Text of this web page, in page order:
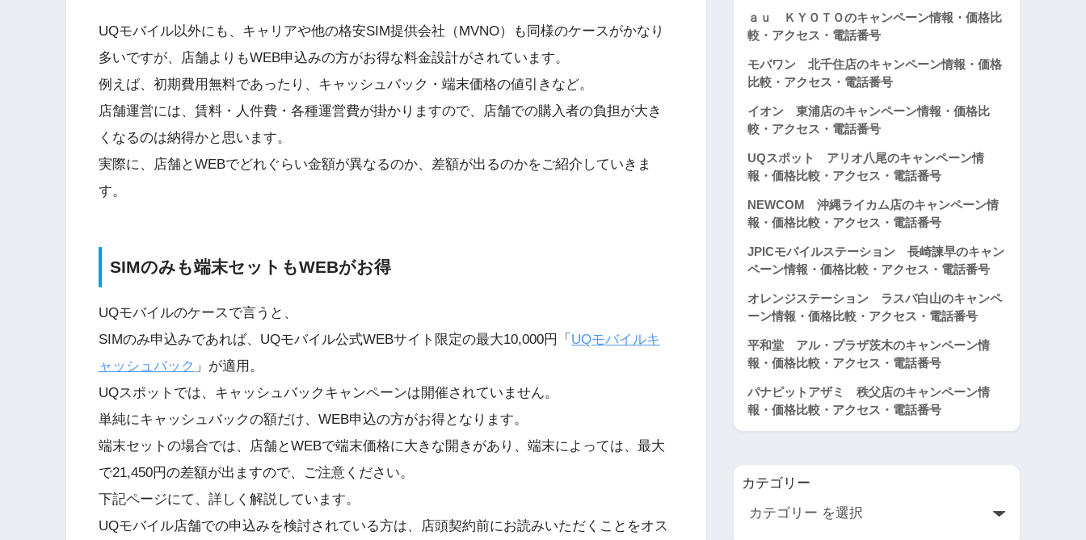
UQモバイル以外にも、キャリアや他の格安SIM提供会社（MVNO）も同様のケースがかなり
多いですが、店舗よりもWEB申込みの方がお得な料金設計がされています。
例えば、初期費用無料であったり、キャッシュバック・端末価格の値引きなど。
店舗運営には、賃料・人件費・各種運営費が掛かりますので、店舗での購入者の負担が大き
くなるのは納得かと思います。
実際に、店舗とWEBでどれぐらい金額が異なるのか、差額が出るのかをご紹介していきま
す。
SIMのみも端末セットもWEBがお得
UQモバイルのケースで言うと、
SIMのみ申込みであれば、UQモバイル公式WEBサイト限定の最大10,000円「 UQモバイルキ
ャッシュバック 」が適用。
UQスポットでは、キャッシュバックキャンペーンは開催されていません。
単純にキャッシュバックの額だけ、WEB申込の方がお得となります。
端末セットの場合では、店舗とWEBで端末価格に大きな開きがあり、端末によっては、最大
で21,450円の差額が出ますので、ご注意ください。
下記ページにて、詳しく解説しています。
UQモバイル店舗での申込みを検討されている方は、店頭契約前にお読みいただくことをオス
ａｕ ＫＹＯＴＯのキャンペーン情報・価格比
較・アクセス・電話番号
モバワン 北千住店のキャンペーン情報・価格
比較・アクセス・電話番号
イオン 東浦店のキャンペーン情報・価格比
較・アクセス・電話番号
UQスポット アリオ八尾のキャンペーン情
報・価格比較・アクセス・電話番号
NEWCOM 沖縄ライカム店のキャンペーン情
報・価格比較・アクセス・電話番号
JPICモバイルステーション 長崎諫早のキャン
ペーン情報・価格比較・アクセス・電話番号
オレンジステーション ラスパ白山のキャンペ
ーン情報・価格比較・アクセス・電話番号
平和堂 アル・プラザ茨木のキャンペーン情
報・価格比較・アクセス・電話番号
パナピットアザミ 秩父店のキャンペーン情
報・価格比較・アクセス・電話番号
カテゴリー